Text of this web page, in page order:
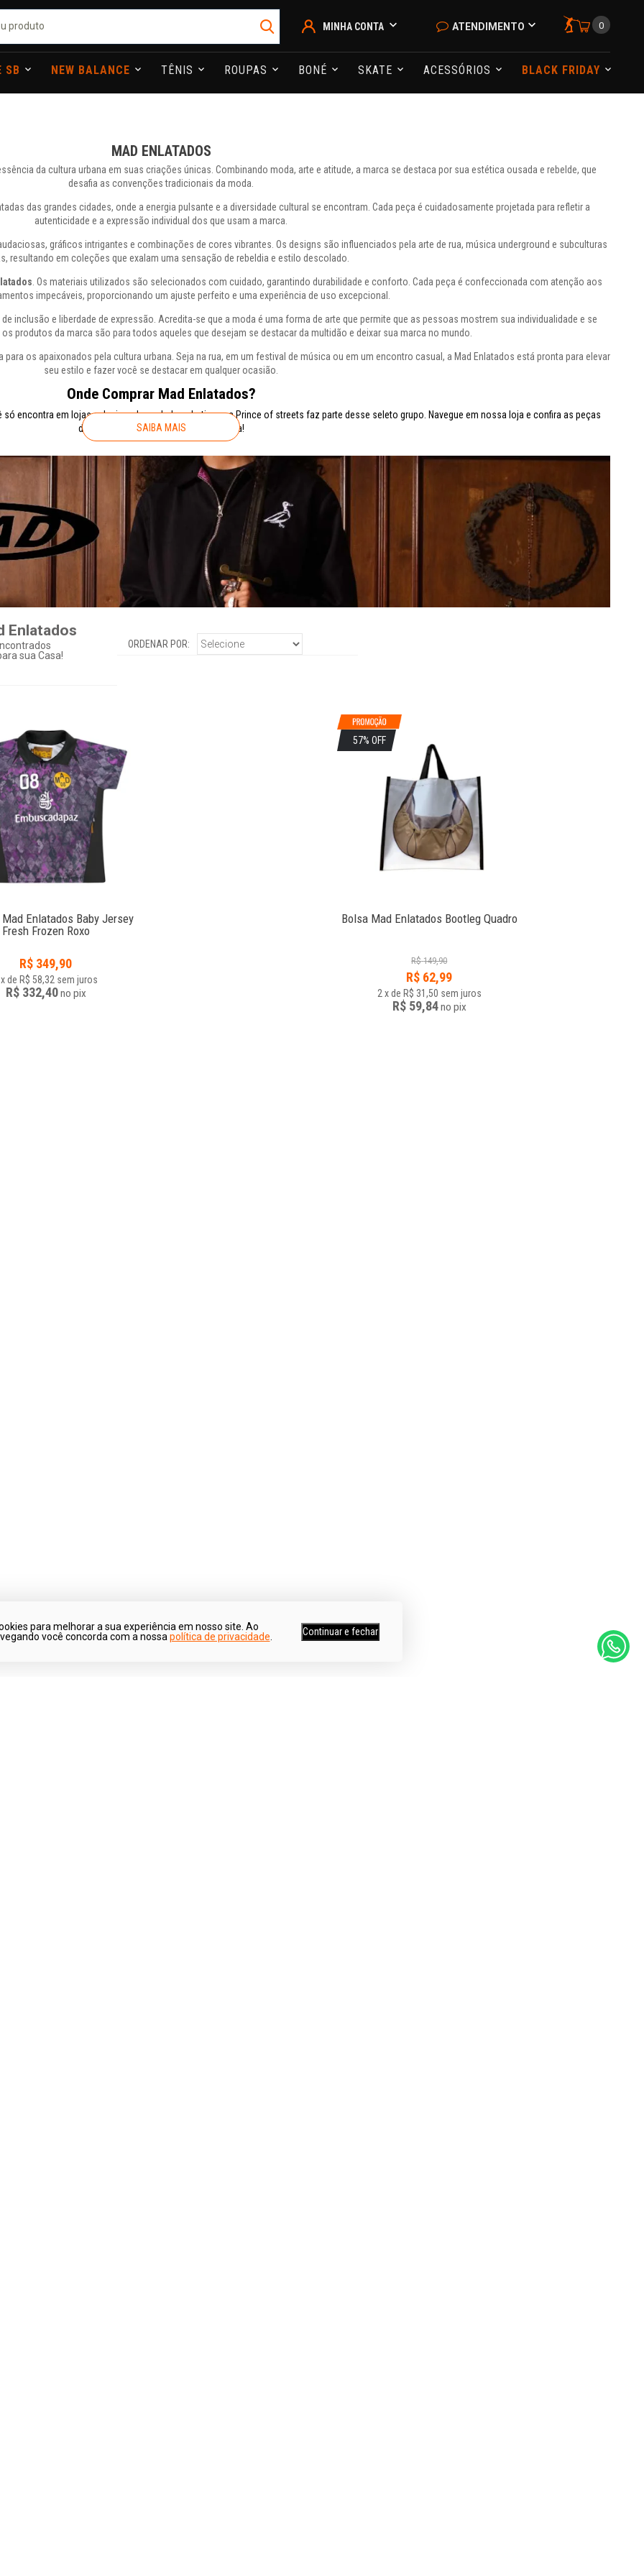
MINHA CONTA ATENDIMENTO 0
SB NEW BALANCE TÊNIS ROUPAS BONÉ SKATE ACESSÓRIOS BLACK FRIDAY
MAD ENLATADOS
da cultura urbana em suas criações únicas. Combinando moda, arte e atitude, a marca se destaca por sua estética ousada e rebelde, que
desafia as convenções tradicionais da moda.
das grandes cidades, onde a energia pulsante e a diversidade cultural se encontram. Cada peça é cuidadosamente projetada para refletir a
autenticidade e a expressão individual dos que usam a marca.
gráficos intrigantes e combinações de cores vibrantes. Os designs são influenciados pela arte de rua, música underground e subculturas
resultando em coleções que exalam uma sensação de rebeldia e estilo descolado.
. Os materiais utilizados são selecionados com cuidado, garantindo durabilidade e conforto. Cada peça é confeccionada com atenção aos
impecáveis, proporcionando um ajuste perfeito e uma experiência de uso excepcional.
inclusão e liberdade de expressão. Acredita-se que a moda é uma forma de arte que permite que as pessoas mostrem sua individualidade e se
produtos da marca são para todos aqueles que desejam se destacar da multidão e deixar sua marca no mundo.
os apaixonados pela cultura urbana. Seja na rua, em um festival de música ou em um encontro casual, a Mad Enlatados está pronta para elevar
seu estilo e fazer você se destacar em qualquer ocasião.
Onde Comprar Mad Enlatados?
encontra em lojas selecionadas a dedo pelo time e a Prince of streets faz parte desse seleto grupo. Navegue em nossa loja e confira as peças
disponiveis dos ultimos drops da marca!
SAIBA MAIS
Enlatados
sua Casa!
ORDENAR POR:
Enlatados Baby Jersey
Fresh Frozen Roxo
R$ 349,90
x de R$ 58,32 sem juros
R$ 332,40no pix
57% OFF
Bolsa Mad Enlatados Bootleg Quadro
R$ 149,90
R$ 62,99
2 xde R$ 31,50 sem juros
R$ 59,84no pix
para melhorar a sua experiência em nosso site. Ao
você concorda com a nossa política de privacidade Continuar e fechar